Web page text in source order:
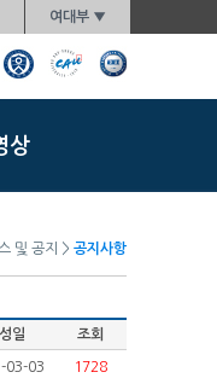
여대부 ▼
상
및 공지 > 공지사항
일 조회
03-03 1728